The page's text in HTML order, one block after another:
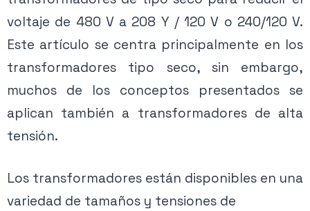
voltaje de 480 V a 208 Y / 120 V o 240/120 V.
Este artículo se centra principalmente en los
transformadores tipo seco, sin embargo,
muchos de los conceptos presentados se
aplican también a transformadores de alta
tensión.
Los transformadores están disponibles en una
variedad de tamaños y tensiones de